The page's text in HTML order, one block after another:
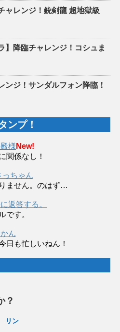
ャレンジ！銃剣龍 超地獄級
】降臨チャレンジ！コシュま
ンジ！サンダルフォン降臨！
ンプ！
様 New!
関係なし！
っちゃん
ません。のはず…
返答する。
です。
ん
日も忙しいねん！
？
リン